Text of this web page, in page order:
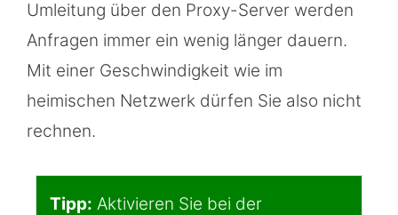
Umleitung über den Proxy-Server werden
Anfragen immer ein wenig länger dauern.
Mit einer Geschwindigkeit wie im
heimischen Netzwerk dürfen Sie also nicht
rechnen.
Tipp: Aktivieren Sie bei der